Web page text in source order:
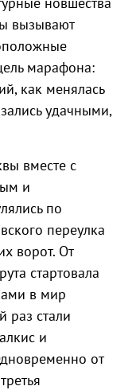
вызывают
марафона:
как менялась
удачными,
вместе с
и
по
переулка
ворот. От
стартовала
в мир
раз стали
и
от